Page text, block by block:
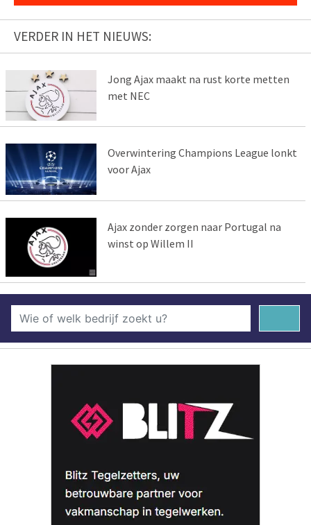
VERDER IN HET NIEUWS:
Jong Ajax maakt na rust korte metten
met NEC
Overwintering Champions League lonkt
voor Ajax
Ajax zonder zorgen naar Portugal na
winst op Willem II